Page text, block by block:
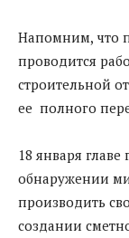
Напомним, что
проводится
строительной
ее полного
18 января главе
обнаружении
производить
создании